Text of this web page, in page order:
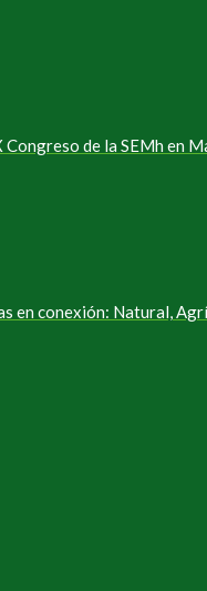
Congreso de la SEMh en
en conexión: Natural,